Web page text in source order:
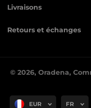
Livraisons
Retours et échanges
© 2026, Oradena,
EUR FR